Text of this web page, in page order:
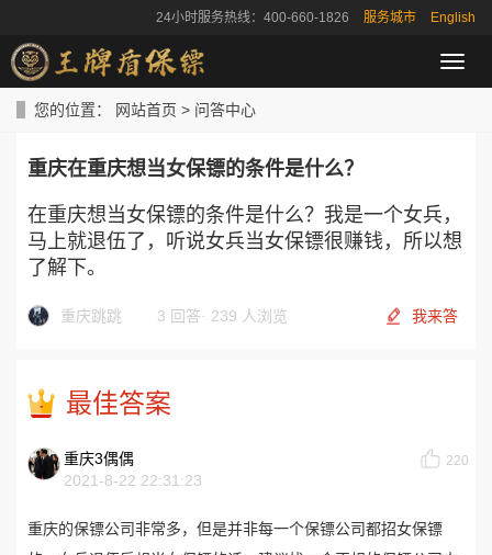
24小时服务热线：400-660-1826 服务城市 English
导
航
您的位置： 网站首页 > 问答中心
重庆在重庆想当女保镖的条件是什么？
在重庆想当女保镖的条件是什么？我是一个女兵，
马上就退伍了，听说女兵当女保镖很赚钱，所以想
了解下。
重庆跳跳 3 回答· 239 人浏览 我来答
最佳答案
重庆3偶偶
2021-8-22 22:31:23
220
重庆的保镖公司非常多，但是并非每一个保镖公司都招女保镖